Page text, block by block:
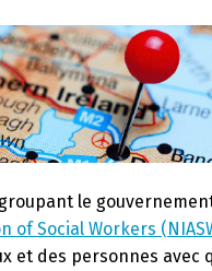
le
of Social Workers
et des personnes avec